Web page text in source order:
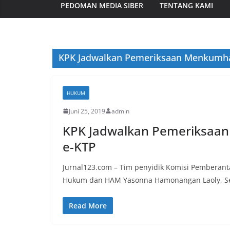
PEDOMAN MEDIA SIBER TENTANG KAMI
KPK Jadwalkan Pemeriksaan
HUKUM
Juni 25, 2019 admin
KPK Jadwalkan
e-KTP
Jurnal123.com – Tim penyidik Komisi
Hukum dan HAM Yasonna Hamonangan Laoly,
Read More